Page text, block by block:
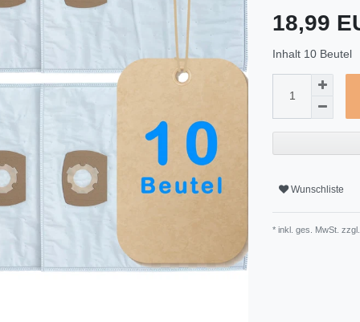
18,99
Inhalt 10 Beutel
Wunschliste
* inkl. ges. MwSt. zzgl.